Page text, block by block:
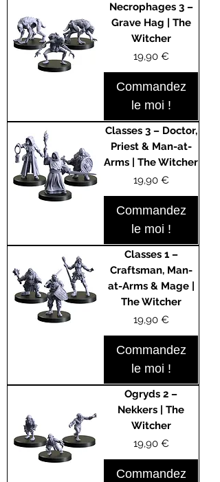
Necrophages 3 –
Grave Hag | The
Witcher
Prix
19,90 €
Commandez
le moi !
Classes 3 – Doctor,
Priest & Man-at-
Arms | The Witcher
Prix
19,90 €
Commandez
le moi !
Classes 1 –
Craftsman, Man-
at-Arms & Mage |
The Witcher
Prix
19,90 €
Commandez
le moi !
Ogryds 2 –
Nekkers | The
Witcher
Prix
19,90 €
Commandez